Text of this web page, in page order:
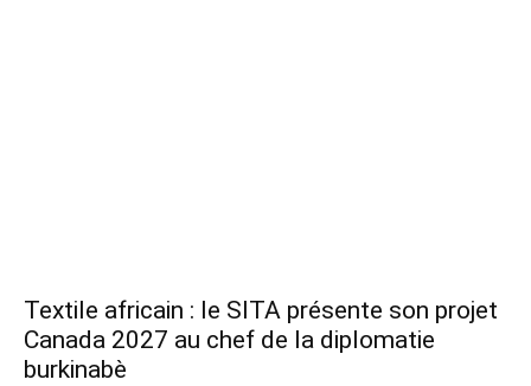
Textile africain : le SITA présente son projet
Canada 2027 au chef de la diplomatie
burkinabè